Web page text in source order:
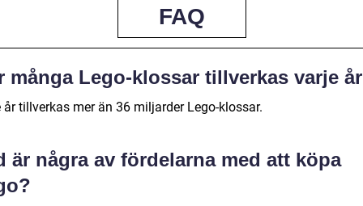
FAQ
många Lego-klossar tillverkas varje
år tillverkas mer än 36 miljarder Lego-klossar.
är några av fördelarna med att köpa